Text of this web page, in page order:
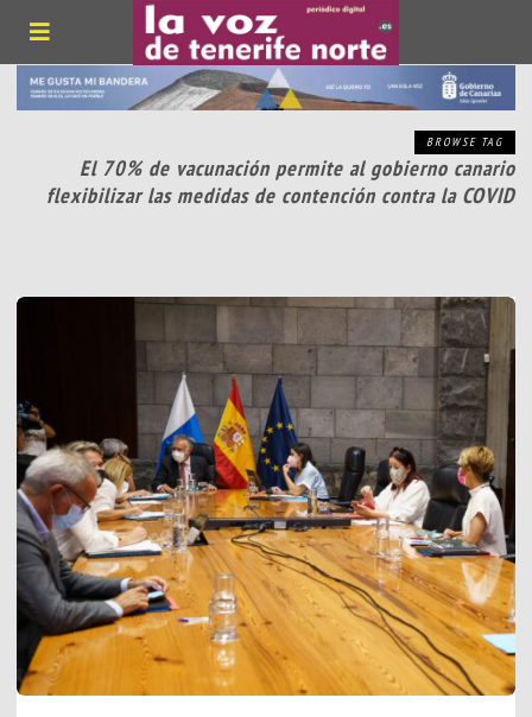
BROWSE TAG
El 70% de vacunación permite al gobierno canario
flexibilizar las medidas de contención contra la COVID